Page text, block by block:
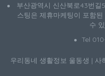
부산광역시 신산북로43번
스팅은 제휴마케팅이 포함
수
Tel
우리동네 생활정보 울동생 | 사